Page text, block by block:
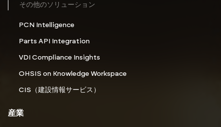
その他のソリューション
PCN Intelligence
Parts API Integration
VDI Compliance Insights
OHSIS on Knowledge Workspace
CIS（建設情報サービス）
産業